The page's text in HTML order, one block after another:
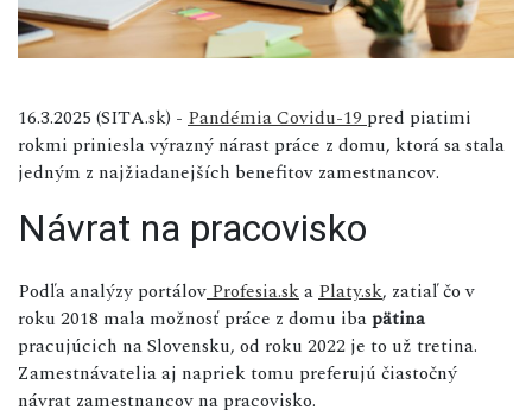
16.3.2025 (SITA.sk) - Pandémia Covidu-19 pred piatimi
rokmi priniesla výrazný nárast práce z domu, ktorá sa stala
jedným z najžiadanejších benefitov zamestnancov.
Návrat na pracovisko
Podľa analýzy portálov Profesia.ska Platy.sk, zatiaľ čo v
roku 2018 mala možnosť práce z domu ibapätina
pracujúcich na Slovensku, od roku 2022 je to už tretina.
Zamestnávatelia aj napriek tomu preferujú čiastočný
návrat zamestnancov na pracovisko.